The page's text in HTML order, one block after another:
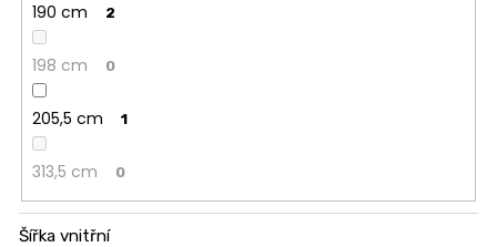
190 cm 2
198 cm 0
205,5 cm 1
313,5 cm 0
Šířka vnitřní